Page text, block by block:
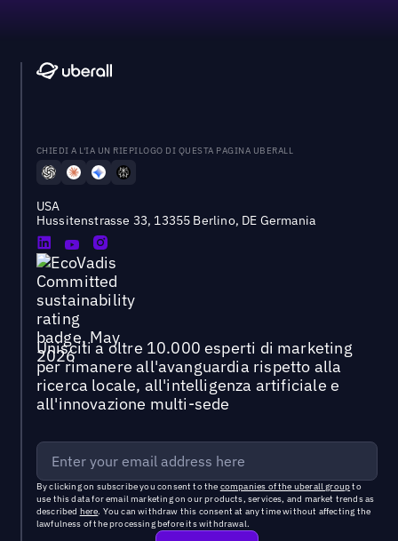
CHIEDI A L'IA UN RIEPILOGO DI QUESTA PAGINA UBERALL
USA
Hussitenstrasse 33, 13355 Berlino, DE Germania
Unisciti a oltre 10.000 esperti di marketing
per rimanere all'avanguardia rispetto alla
ricerca locale, all'intelligenza artificiale e
all'innovazione multi-sede
By clicking on subscribe you consent to the companies of the uberall groupto
use this data for email marketing on our products, services, and market trends as
described here. You can withdraw this consent at any time without affecting the
lawfulness of the processing before its withdrawal.